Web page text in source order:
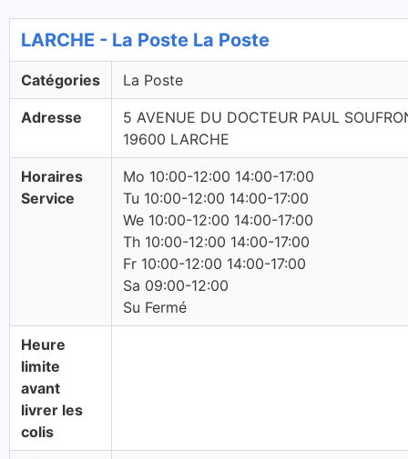
LARCHE - La Poste La Poste
Catégories La Poste
Adresse
5 AVENUE DU DOCTEUR PAUL
19600 LARCHE
Horaires
Service
Mo 10:00-12:00 14:00-17:00
Tu 10:00-12:00 14:00-17:00
We 10:00-12:00 14:00-17:00
Th 10:00-12:00 14:00-17:00
Fr 10:00-12:00 14:00-17:00
Sa 09:00-12:00
Su Fermé
Heure
limite
avant
livrer les
colis